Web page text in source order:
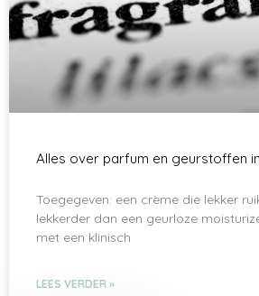
Alles over parfum en geurstoffen
Toegegeven: een crème die lekker
lekkerder dan een geurloze
met een klinisch
LEES VERDER »